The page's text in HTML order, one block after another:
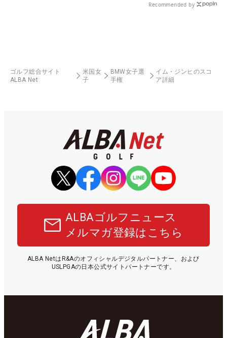
Recommended by
ゴルフ総合サイト
ALBA Net
米国女
子
BMW女子選
手権
イム・ジンヒのスコ
ア詳細
ALBAゴルフニュース
メルマガ登録はこちら
ALBA NetはR&Aのオフィシャルデジタルパートナー、および
USLPGAの日本公式サイトパートナーです。